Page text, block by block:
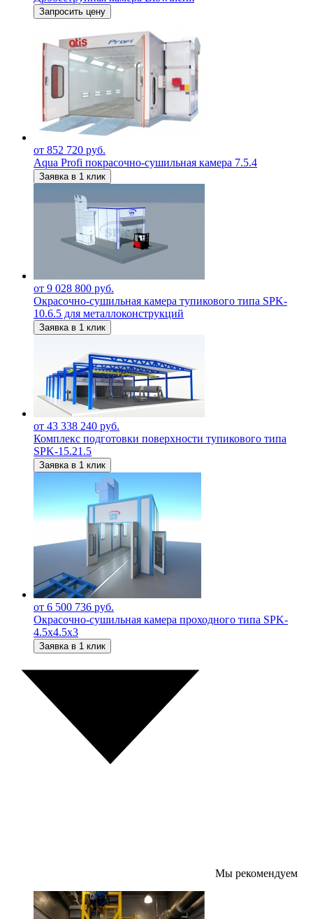
Запросить цену
от 852 720 руб.
Aqua Profi покрасочно-сушильная камера 7.5.4
Заявка в 1 клик
от 9 028 800 руб.
Окрасочно-сушильная камера тупикового типа SPK-
10.6.5 для металлоконструкций
Заявка в 1 клик
от 43 338 240 руб.
Комплекс подготовки поверхности тупикового типа
SPK-15.21.5
Заявка в 1 клик
от 6 500 736 руб.
Окрасочно-сушильная камера проходного типа SPK-
4.5х4.5х3
Заявка в 1 клик
Мы рекомендуем